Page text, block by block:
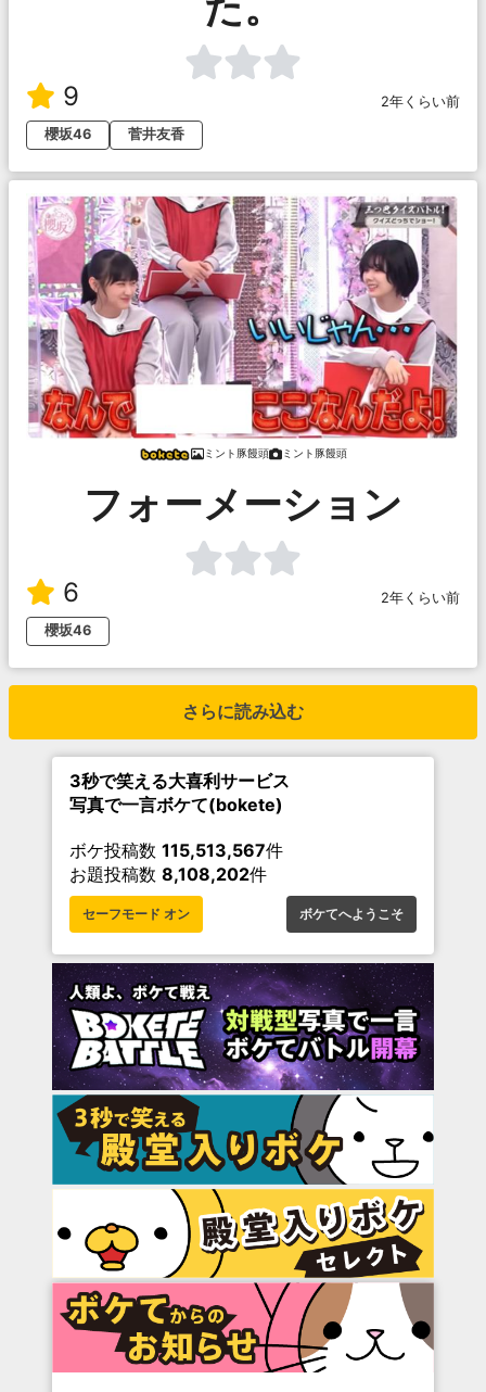
9
2年くらい前
櫻坂46
菅井友香
ミント豚饅頭 ミント豚饅頭
フォーメーション
6
2年くらい前
櫻坂46
さらに読み込む
3秒で笑える大喜利サービス
写真で一言ボケて(bokete)
ボケ投稿数 115,513,567件
お題投稿数 8,108,202件
セーフモード オン ボケてへようこそ